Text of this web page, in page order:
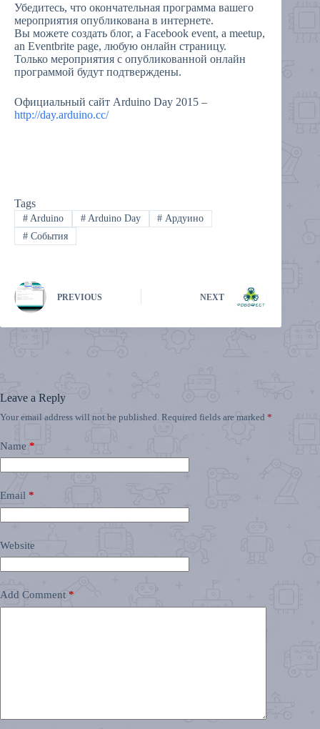
Убедитесь, что окончательная программа вашего
мероприятия опубликована в интернете.
Вы можете создать блог, a Facebook event, a meetup,
an Eventbrite page, любую онлайн страницу.
Только мероприятия с опубликованной онлайн
программой будут подтверждены.
Официальный сайт Arduino Day 2015 –
http://day.arduino.cc/
Tags
#Arduino #Arduino Day # Ардуино
#События
PREVIOUS NEXT
Leave a Reply
Your email address will not be published. Required fields are marked *
Name *
Email *
Website
Add Comment *